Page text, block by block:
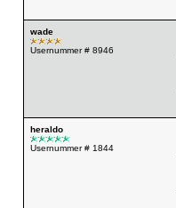
wade
Usernummer # 8946
heraldo
Usernummer # 1844